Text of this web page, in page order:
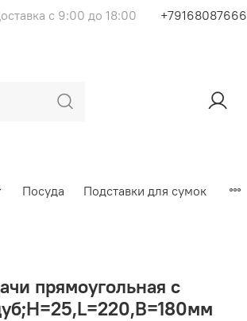
с 9:00 до 18:00 +79168087666
Посуда Подставки для сумок
прямоугольная с